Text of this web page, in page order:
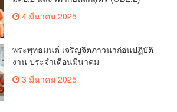
4 มีนาคม 2025
พระพุทธมนต์ เจริญจิตภาวนาก่อนปฏิบัติ
งาน ประจำเดือนมีนาคม
3 มีนาคม 2025